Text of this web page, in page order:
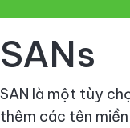
SANs
SAN là một tùy
thêm các tên